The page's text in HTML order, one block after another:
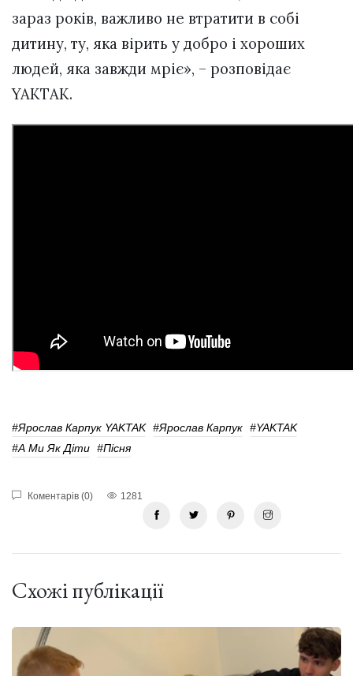
зараз років, важливо не втратити в собі
дитину, ту, яка вірить у добро і хороших
людей, яка завжди мріє», – розповідає
YAKTAK.
#Ярослав Карпук YAKTAK #Ярослав Карпук #YAKTAK
#А Ми Як Діти #пісня
Коментарів (0) 1281
Схожі публікації